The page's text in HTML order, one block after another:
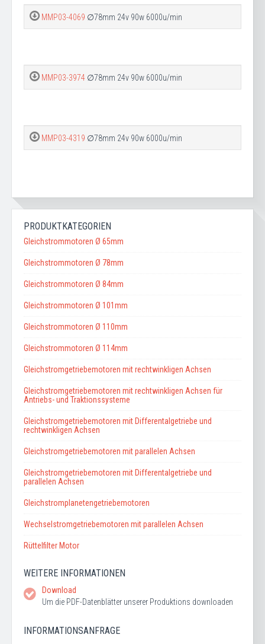
MMP03-4069 ∅78mm 24v 90w 6000u/min
MMP03-3974 ∅78mm 24v 90w 6000u/min
MMP03-4319 ∅78mm 24v 90w 6000u/min
PRODUKTKATEGORIEN
Gleichstrommotoren Ø 65mm
Gleichstrommotoren Ø 78mm
Gleichstrommotoren Ø 84mm
Gleichstrommotoren Ø 101mm
Gleichstrommotoren Ø 110mm
Gleichstrommotoren Ø 114mm
Gleichstromgetriebemotoren mit rechtwinkligen Achsen
Gleichstromgetriebemotoren mit rechtwinkligen Achsen für
Antriebs- und Traktionssysteme
Gleichstromgetriebemotoren mit Differentalgetriebe und
rechtwinkligen Achsen
Gleichstromgetriebemotoren mit parallelen Achsen
Gleichstromgetriebemotoren mit Differentalgetriebe und
parallelen Achsen
Gleichstromplanetengetriebemotoren
Wechselstromgetriebemotoren mit parallelen Achsen
Rüttelfilter Motor
WEITERE INFORMATIONEN
Download
Um die PDF-Datenblätter unserer Produktions downloaden
INFORMATIONSANFRAGE